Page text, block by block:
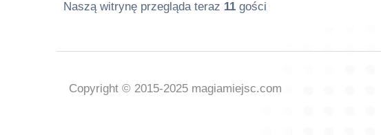
Naszą witrynę przegląda teraz 11 gości
Copyright © 2015-2025 magiamiejsc.com